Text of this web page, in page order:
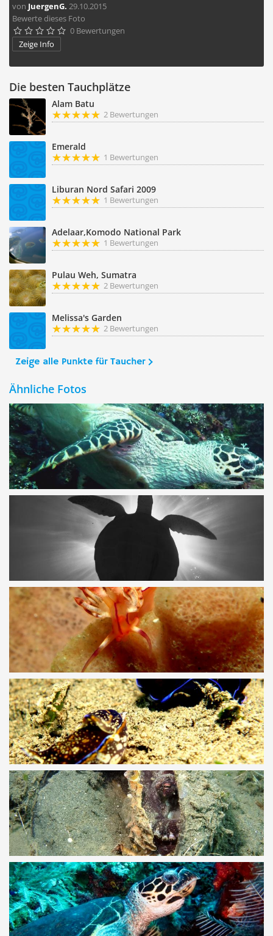
von JuergenG. 29.10.2015
Bewerte dieses Foto
     0 Bewertungen
Zeige Info
Die besten Tauchplätze
Alam Batu
2 Bewertungen
Emerald
1 Bewertungen
Liburan Nord Safari 2009
1 Bewertungen
Adelaar,Komodo National Park
1 Bewertungen
Pulau Weh, Sumatra
2 Bewertungen
Melissa's Garden
2 Bewertungen
Zeige alle Punkte für Taucher
Ähnliche Fotos